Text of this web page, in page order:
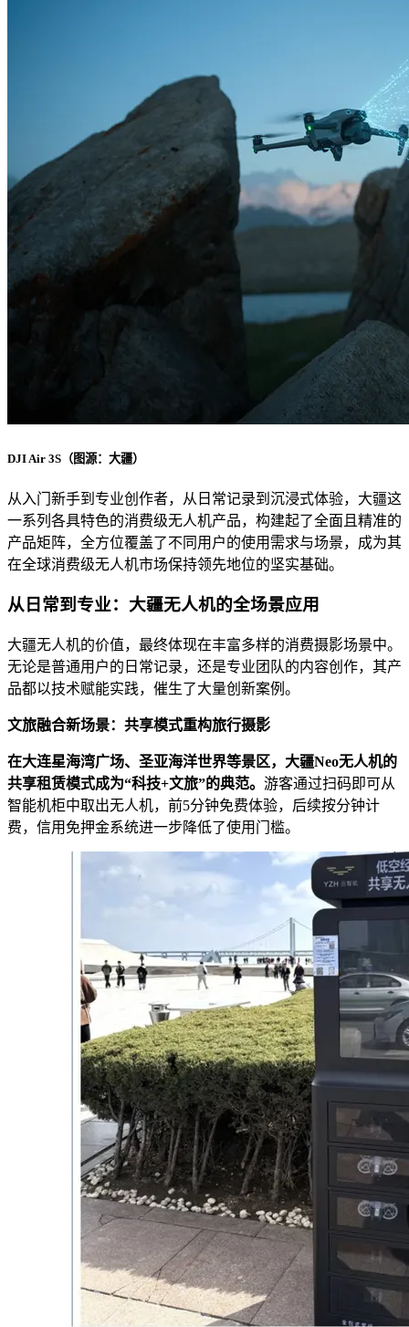
DJI Air 3S（图源：大疆）
从入门新手到专业创作者，从日常记录到沉浸式体验，大疆这
一系列各具特色的消费级无人机产品，构建起了全面且精准的
产品矩阵，全方位覆盖了不同用户的使用需求与场景，成为其
在全球消费级无人机市场保持领先地位的坚实基础。
从日常到专业：大疆无人机的全场景应用
大疆无人机的价值，最终体现在丰富多样的消费摄影场景中。
无论是普通用户的日常记录，还是专业团队的内容创作，其产
品都以技术赋能实践，催生了大量创新案例。
文旅融合新场景：共享模式重构旅行摄影
在大连星海湾广场、圣亚海洋世界等景区，大疆Neo无人机的
共享租赁模式成为“科技+文旅”的典范。 游客通过扫码即可从
智能机柜中取出无人机，前5分钟免费体验，后续按分钟计
费，信用免押金系统进一步降低了使用门槛。